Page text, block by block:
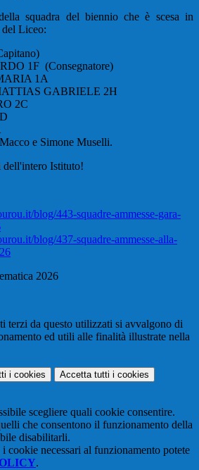
squadra del biennio che è scesa in
del Liceo:
1F (Consegnatore)
1A
GABRIELE 2H
2C
e Simone Muselli.
Istituto!
blog/443-squadre-ammesse-gara-
blog/437-squadre-ammesse-alla-
terzi da questo utilizzati si avvalgono di
ed utili alle finalità illustrate nella
i cookies Accetta tutti i cookies
scegliere quali cookie consentire.
che consentono il funzionamento della
disabilitarli.
cookie necessari al funzionamento potete
.